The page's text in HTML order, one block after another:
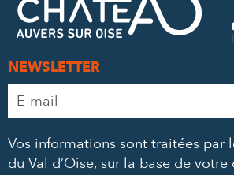
NEWSLETTER
Adresse
e-
*
Vos informations sont traitées par
du Val d’Oise, sur la base de